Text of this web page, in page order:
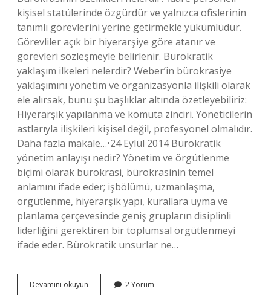
kişisel statülerinde özgürdür ve yalnızca ofislerinin
tanımlı görevlerini yerine getirmekle yükümlüdür.
Görevliler açık bir hiyerarşiye göre atanır ve
görevleri sözleşmeyle belirlenir. Bürokratik
yaklaşım ilkeleri nelerdir? Weber’in bürokrasiye
yaklaşımını yönetim ve organizasyonla ilişkili olarak
ele alırsak, bunu şu başlıklar altında özetleyebiliriz:
Hiyerarşik yapılanma ve komuta zinciri. Yöneticilerin
astlarıyla ilişkileri kişisel değil, profesyonel olmalıdır.
Daha fazla makale…•24 Eylül 2014 Bürokratik
yönetim anlayışı nedir? Yönetim ve örgütlenme
biçimi olarak bürokrasi, bürokrasinin temel
anlamını ifade eder; işbölümü, uzmanlaşma,
örgütlenme, hiyerarşik yapı, kurallara uyma ve
planlama çerçevesinde geniş grupların disiplinli
liderliğini gerektiren bir toplumsal örgütlenmeyi
ifade eder. Bürokratik unsurlar ne…
Devamını okuyun Bürokratik 2 Yorum